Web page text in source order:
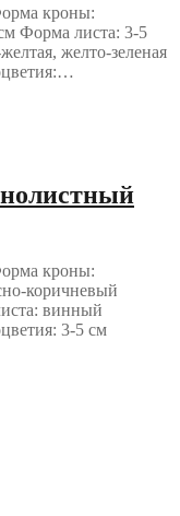
кроны:
Форма листа: 3-5
желто-зеленая
кроны:
коричневый
винный
3-5 см